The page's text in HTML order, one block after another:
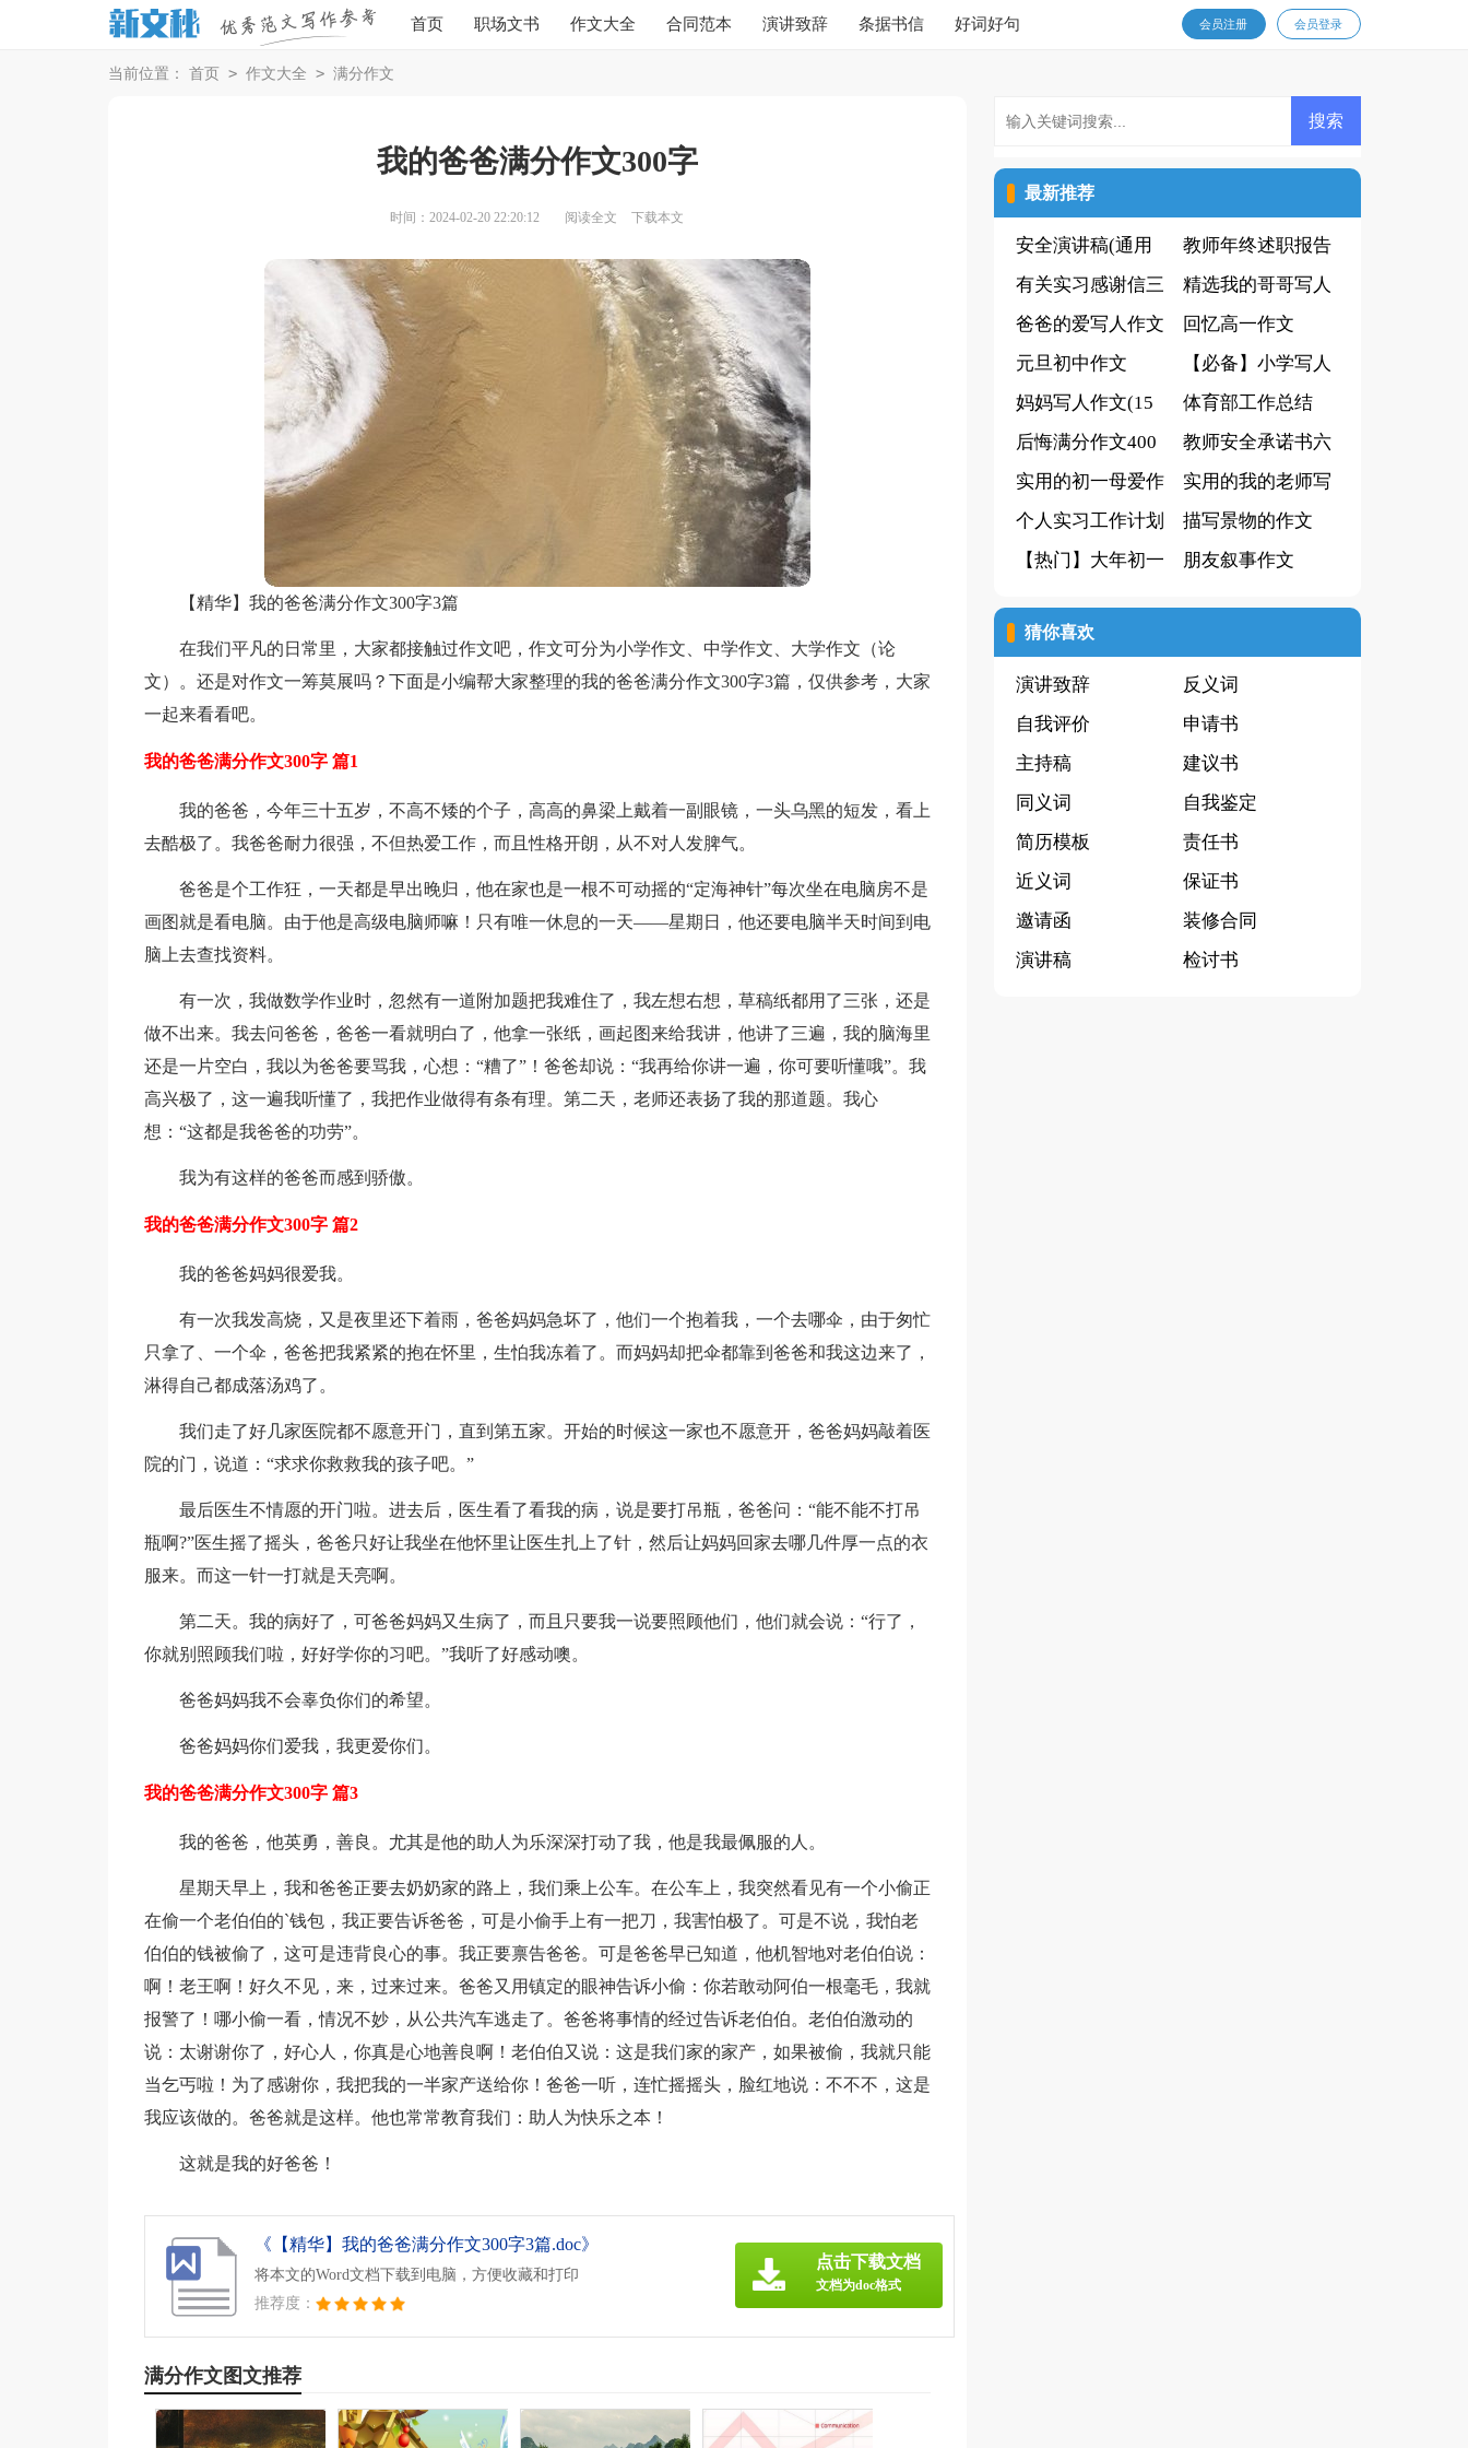
首页 职场文书 作文大全 合同范本 演讲致辞 条据书信 好词好句 会员登录
会员注册
当前位置： 首页 > 作文大全 > 满分作文
我的爸爸满分作文300字
时间：2024-02-20 22:20:12 阅读全文 下载本文
【精华】我的爸爸满分作文300字3篇
在我们平凡的日常里，大家都接触过作文吧，作文可分为小学作文、中学作文、大学作文（论
文）。还是对作文一筹莫展吗？下面是小编帮大家整理的我的爸爸满分作文300字3篇，仅供参考，大家
一起来看看吧。
我的爸爸满分作文300字 篇1
我的爸爸，今年三十五岁，不高不矮的个子，高高的鼻梁上戴着一副眼镜，一头乌黑的短发，看上
去酷极了。我爸爸耐力很强，不但热爱工作，而且性格开朗，从不对人发脾气。
爸爸是个工作狂，一天都是早出晚归，他在家也是一根不可动摇的“定海神针”每次坐在电脑房不是
画图就是看电脑。由于他是高级电脑师嘛！只有唯一休息的一天——星期日，他还要电脑半天时间到电
脑上去查找资料。
有一次，我做数学作业时，忽然有一道附加题把我难住了，我左想右想，草稿纸都用了三张，还是
做不出来。我去问爸爸，爸爸一看就明白了，他拿一张纸，画起图来给我讲，他讲了三遍，我的脑海里
还是一片空白，我以为爸爸要骂我，心想：“糟了”！爸爸却说：“我再给你讲一遍，你可要听懂哦”。我
高兴极了，这一遍我听懂了，我把作业做得有条有理。第二天，老师还表扬了我的那道题。我心
想：“这都是我爸爸的功劳”。
我为有这样的爸爸而感到骄傲。
我的爸爸满分作文300字 篇2
我的爸爸妈妈很爱我。
有一次我发高烧，又是夜里还下着雨，爸爸妈妈急坏了，他们一个抱着我，一个去哪伞，由于匆忙
只拿了、一个伞，爸爸把我紧紧的抱在怀里，生怕我冻着了。而妈妈却把伞都靠到爸爸和我这边来了，
淋得自己都成落汤鸡了。
我们走了好几家医院都不愿意开门，直到第五家。开始的时候这一家也不愿意开，爸爸妈妈敲着医
院的门，说道：“求求你救救我的孩子吧。”
最后医生不情愿的开门啦。进去后，医生看了看我的病，说是要打吊瓶，爸爸问：“能不能不打吊
瓶啊?”医生摇了摇头，爸爸只好让我坐在他怀里让医生扎上了针，然后让妈妈回家去哪几件厚一点的衣
服来。而这一针一打就是天亮啊。
第二天。我的病好了，可爸爸妈妈又生病了，而且只要我一说要照顾他们，他们就会说：“行了，
你就别照顾我们啦，好好学你的习吧。”我听了好感动噢。
爸爸妈妈我不会辜负你们的希望。
爸爸妈妈你们爱我，我更爱你们。
我的爸爸满分作文300字 篇3
我的爸爸，他英勇，善良。尤其是他的助人为乐深深打动了我，他是我最佩服的人。
星期天早上，我和爸爸正要去奶奶家的路上，我们乘上公车。在公车上，我突然看见有一个小偷正
在偷一个老伯伯的`钱包，我正要告诉爸爸，可是小偷手上有一把刀，我害怕极了。可是不说，我怕老
伯伯的钱被偷了，这可是违背良心的事。我正要禀告爸爸。可是爸爸早已知道，他机智地对老伯伯说：
啊！老王啊！好久不见，来，过来过来。爸爸又用镇定的眼神告诉小偷：你若敢动阿伯一根毫毛，我就
报警了！哪小偷一看，情况不妙，从公共汽车逃走了。爸爸将事情的经过告诉老伯伯。老伯伯激动的
说：太谢谢你了，好心人，你真是心地善良啊！老伯伯又说：这是我们家的家产，如果被偷，我就只能
当乞丐啦！为了感谢你，我把我的一半家产送给你！爸爸一听，连忙摇摇头，脸红地说：不不不，这是
我应该做的。爸爸就是这样。他也常常教育我们：助人为快乐之本！
这就是我的好爸爸！
《【精华】我的爸爸满分作文300字3篇.doc》
将本文的Word文档下载到电脑，方便收藏和打印
推荐度：
点击下载文档
文档为doc格式
满分作文图文推荐
最新推荐
安全演讲稿(通用
15篇)
教师年终述职报告
有关实习感谢信三
篇
精选我的哥哥写人
作文汇编6篇
爸爸的爱写人作文
回忆高一作文
元旦初中作文
【必备】小学写人
作文600字合集6篇
妈妈写人作文(15
篇)
体育部工作总结
后悔满分作文400
字6篇
教师安全承诺书六
篇
实用的初一母爱作
文锦集9篇
实用的我的老师写
人作文3篇
个人实习工作计划
描写景物的作文
【精】
【热门】大年初一
朋友叙事作文
猜你喜欢
演讲致辞
反义词
自我评价
申请书
主持稿
建议书
同义词
自我鉴定
简历模板
责任书
近义词
保证书
邀请函
装修合同
演讲稿
检讨书